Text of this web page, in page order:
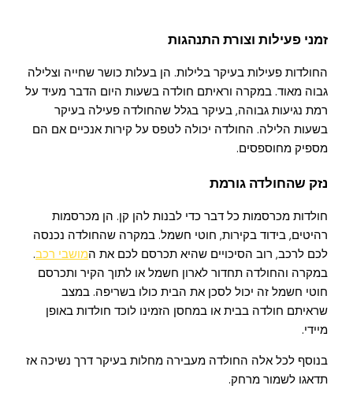
זמני פעילות וצורת התנהגות
החולדות פעילות בעיקר בלילות. הן בעלות כושר שחייה וצלילה
גבוה מאוד. במקרה וראיתם חולדה בשעות היום הדבר מעיד על
רמת נגיעות גבוהה, בעיקר בגלל שהחולדה פעילה בעיקר
בשעות הלילה. החולדה יכולה לטפס על קירות אנכיים אם הם
מספיק מחוספסים.
נזק שהחולדה גורמת
חולדות מכרסמות כל דבר כדי לבנות להן קן. הן מכרסמות
רהיטים, בידוד בקירות, חוטי חשמל. במקרה שהחולדה נכנסה
לכם לרכב, רוב הסיכויים שהיא תכרסם לכם את המושבי רכב.
במקרה והחולדה תחדור לארון חשמל או לתוך הקיר ותכרסם
חוטי חשמל זה יכול לסכן את הבית כולו בשריפה. במצב
שראיתם חולדה בבית או במחסן הזמינו לוכד חולדות באופן
מיידי.
בנוסף לכל אלה החולדה מעבירה מחלות בעיקר דרך נשיכה אז
תדאגו לשמור מרחק.